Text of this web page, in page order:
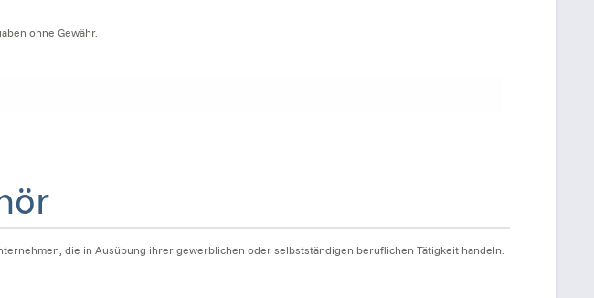
ohne Gewähr.
die in Ausübung ihrer gewerblichen oder selbstständigen beruflichen Tätigkeit handeln.